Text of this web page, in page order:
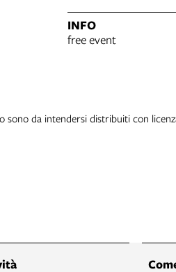
INFO
free event
sono da intendersi distribuiti con